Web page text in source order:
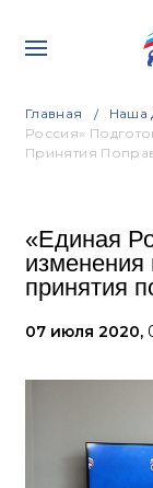
Главная Наша
Россия»
Принятия
«Единая
изменения
принятия
07 июля 2020,